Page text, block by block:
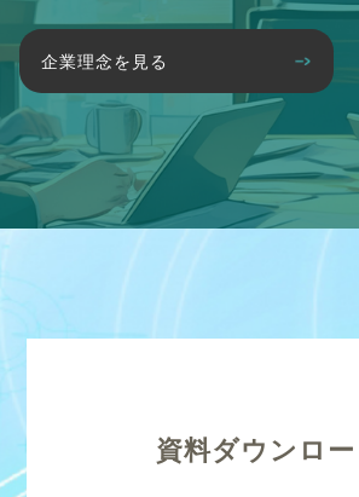
企業理念を見る
資料ダウンロー